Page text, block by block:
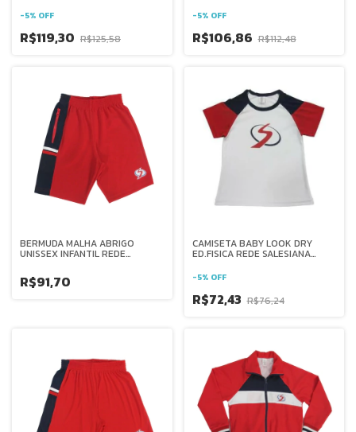
-5% OFF
R$119,30 R$125,58
-5% OFF
R$106,86 R$112,48
BERMUDA MALHA ABRIGO
UNISSEX INFANTIL REDE
R$91,70
CAMISETA BABY LOOK DRY
ED.FISICA REDE SALESIANA
-5% OFF
R$72,43 R$76,24